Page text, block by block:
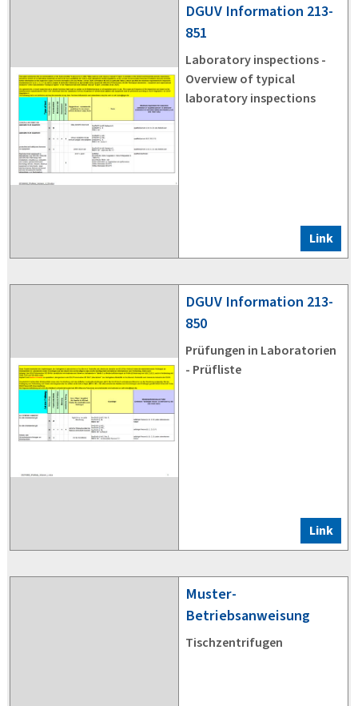
DGUV Information 213-
851
Laboratory inspections -
Overview of typical
laboratory inspections
Link
DGUV Information 213-
850
Prüfungen in Laboratorien
- Prüfliste
Link
Muster-
Betriebsanweisung
Tischzentrifugen